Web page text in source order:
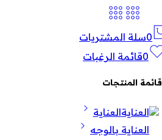
0سلة المشتريات
0قائمة الرغبات
قائمة المنتجات
العناية
العناية بالوجه